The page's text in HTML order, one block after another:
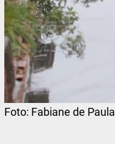
Foto: Fabiane de Paula